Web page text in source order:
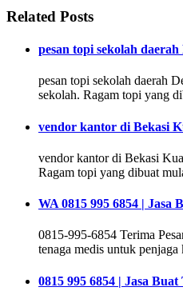
Related Posts
pesan topi sekolah
pesan topi sekolah daerah
sekolah. Ragam topi yang
vendor kantor di Bekasi
vendor kantor di Bekasi
Ragam topi yang dibuat
WA 0815 995 6854 | Jasa
0815-995-6854 Terima
tenaga medis untuk
0815 995 6854 | Jasa